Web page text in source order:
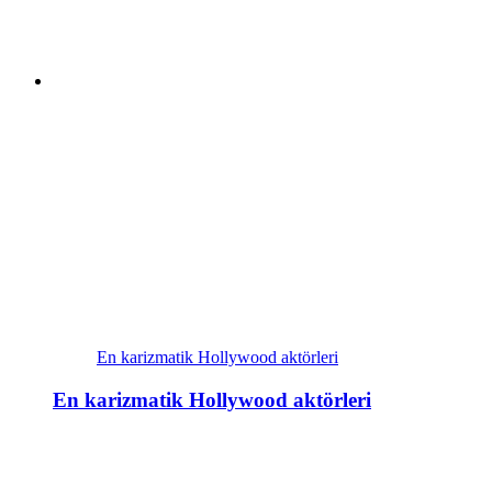
En karizmatik Hollywood aktörleri
En karizmatik Hollywood aktörleri